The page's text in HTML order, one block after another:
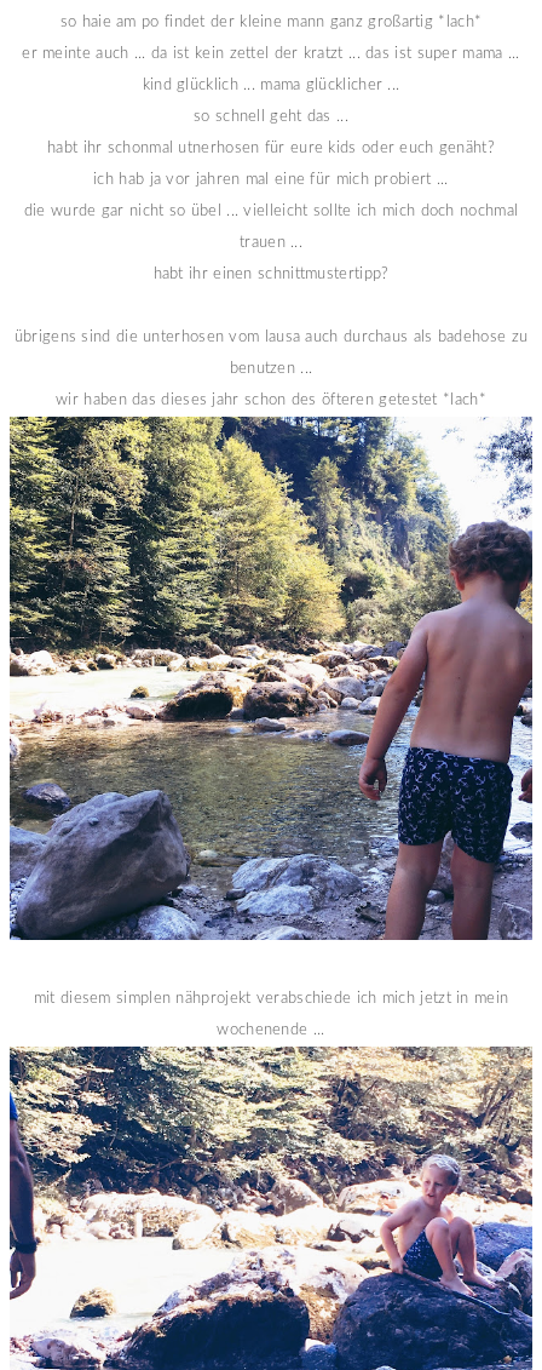
so haie am po findet der kleine mann ganz großartig *lach*
er meinte auch ... da ist kein zettel der kratzt ... das ist super mama ...
kind glücklich ... mama glücklicher ...
so schnell geht das ...
habt ihr schonmal utnerhosen für eure kids oder euch genäht?
ich hab ja vor jahren mal eine für mich probiert ...
die wurde gar nicht so übel ... vielleicht sollte ich mich doch nochmal
trauen ...
habt ihr einen schnittmustertipp?
übrigens sind die unterhosen vom lausa auch durchaus als badehose zu
benutzen ...
wir haben das dieses jahr schon des öfteren getestet *lach*
mit diesem simplen nähprojekt verabschiede ich mich jetzt in mein
wochenende ...